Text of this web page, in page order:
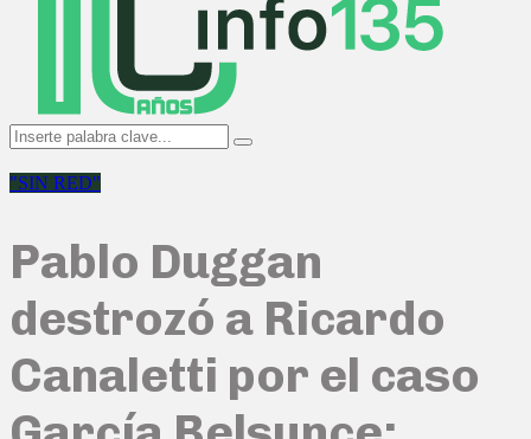
Search
for:
Search
"SIN RED"
Pablo Duggan
destrozó a Ricardo
Canaletti por el caso